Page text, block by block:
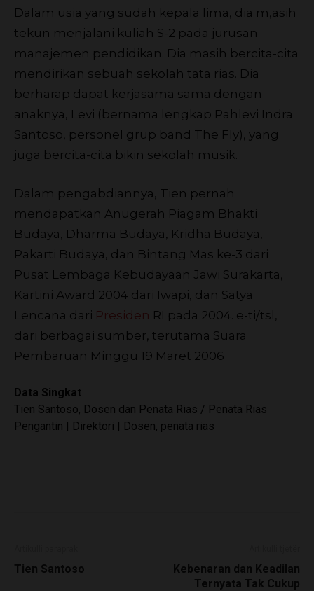
Dalam usia yang sudah kepala lima, dia m,asih
tekun menjalani kuliah S-2 pada jurusan
manajemen pendidikan. Dia masih bercita-cita
mendirikan sebuah sekolah tata rias. Dia
berharap dapat kerjasama sama dengan
anaknya, Levi (bernama lengkap Pahlevi Indra
Santoso, personel grup band The Fly), yang
juga bercita-cita bikin sekolah musik.
Dalam pengabdiannya, Tien pernah
mendapatkan Anugerah Piagam Bhakti
Budaya, Dharma Budaya, Kridha Budaya,
Pakarti Budaya, dan Bintang Mas ke-3 dari
Pusat Lembaga Kebudayaan Jawi Surakarta,
Kartini Award 2004 dari Iwapi, dan Satya
Lencana dari Presiden RI pada 2004. e-ti/tsl,
dari berbagai sumber, terutama Suara
Pembaruan Minggu 19 Maret 2006
Data Singkat
Tien Santoso, Dosen dan Penata Rias / Penata Rias
Pengantin | Direktori | Dosen, penata rias
Tien Santoso
Kebenaran dan Keadilan
Ternyata Tak Cukup